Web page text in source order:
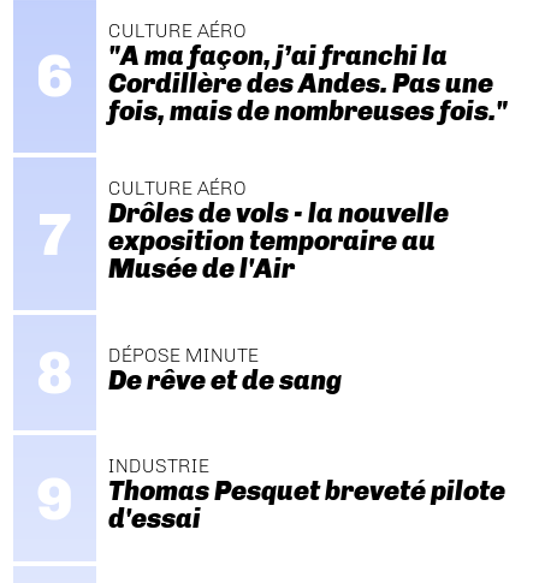
CULTURE AÉRO
"A ma façon, j’ai franchi la
Cordillère des Andes. Pas une
fois, mais de nombreuses fois."
CULTURE AÉRO
Drôles de vols - la nouvelle
exposition temporaire au
Musée de l'Air
DÉPOSE MINUTE
De rêve et de sang
INDUSTRIE
Thomas Pesquet breveté pilote
d'essai